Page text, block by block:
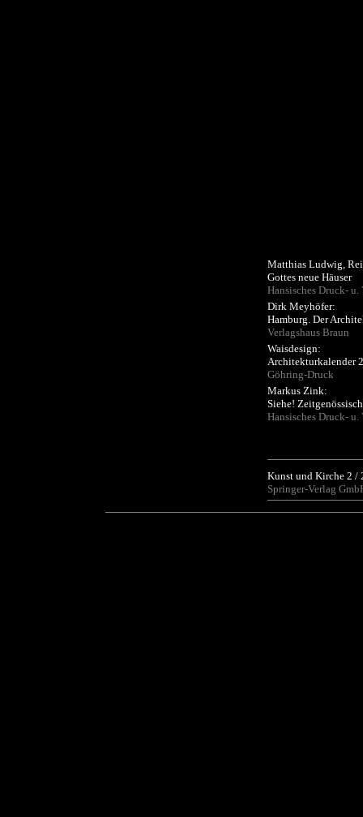
Matthias Ludwig,
Gottes neue Häuser
Hansisches Druck- u.
Dirk Meyhöfer:
Hamburg. Der
Verlagshaus Braun
Waisdesign:
Architekturkalender
Göhring-Druck
Markus Zink:
Siehe!
Hansisches Druck- u.
Kunst und Kirche 2 /
Springer-Verlag